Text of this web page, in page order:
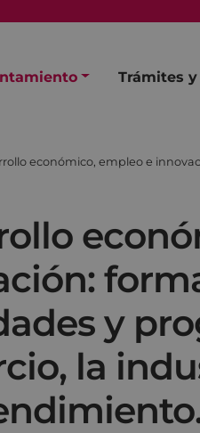
Trámites
económico, empleo e
y
la